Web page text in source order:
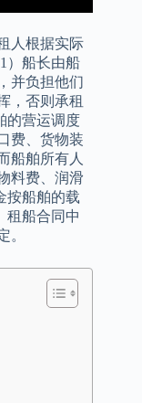
人根据实际
）船长由船
并负担他们
，否则承租
的营运调度
费、货物装
船舶所有人
料费、润滑
按船舶的载
租船合同中
。